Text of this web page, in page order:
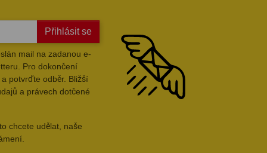
Přihlásit se
mail na zadanou e-
Pro dokončení
potvrďte odběr. Bližší
a právech dotčené
chcete udělat, naše